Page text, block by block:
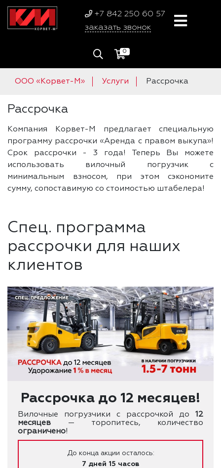
+7 842 250 60 57
заказать звонок
0
ООО «Корвет-М» Услуги Рассрочка
Рассрочка
Компания Корвет-М предлагает специальную
программу рассрочки «Аренда с правом выкупа»!
Срок рассрочки - 3 года! Теперь Вы можете
использовать вилочный погрузчик с
минимальным взносом, при этом сэкономите
сумму, сопоставимую со стоимостью штабелера!
Спец. программа
рассрочки для наших
клиентов
Рассрочка до 12 месяцев!
Вилочные погрузчики с рассрочкой до12
месяцев— торопитесь, количество
ограничено!
До конца акции осталось:
7 дней 15 часов